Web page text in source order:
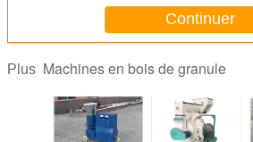
Continuer
Plus Machines en bois de granule